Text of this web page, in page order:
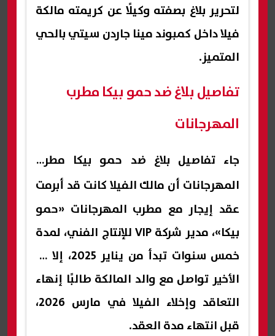
لتحرير بلاغ بصفته وكيلًا عن كريمته مالكة
فيلا داخل كمبوند مينا جاردن سيتي بالحي
المتميز.
تفاصيل بلاغ ضد حمو بيكا مطرب
المهرجانات
جاء تفاصيل بلاغ ضد حمو بيكا مطرب
المهرجانات أن مالك الفيلا كانت قد أبرمت
عقد إيجار مع مطرب المهرجانات «حمو
بيكا»، مدير شركة VIP للإنتاج الفني، لمدة
خمس سنوات تبدأ من يناير 2025، إلا أن
الأخير تواصل مع والد المالكة طالبًا إنهاء
التعاقد وإخلاء الفيلا في مارس 2026،
قبل انتهاء مدة العقد.